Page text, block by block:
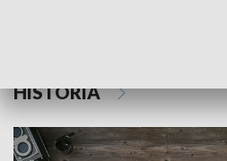
HISTORIA